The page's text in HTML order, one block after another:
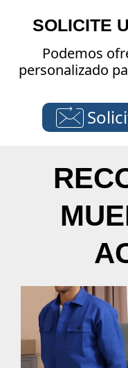
SOLICITE
Podemos
personalizado